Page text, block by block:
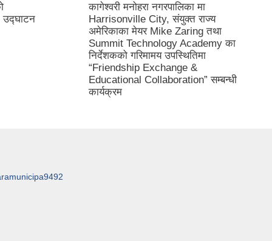
उद्घाटन
कागेश्वरी मनोहरा नगरपालिका मा
Harrisonville City, संयुक्त राज्य
अमेरिकाका मेयर Mike Zaring तथा
Summit Technology Academy का
निर्देशकको गरिमामय उपस्थितिमा
“Friendship Exchange &
Educational Collaboration” सम्बन्धी
कार्यक्रम